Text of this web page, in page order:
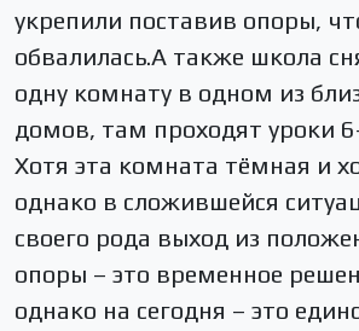
укрепили поставив опоры,
обвалилась.А также школа
одну комнату в одном из
домов, там проходят уроки
Хотя эта комната тёмная и
однако в сложившейся
своего рода выход из
опоры – это временное
однако на сегодня – это